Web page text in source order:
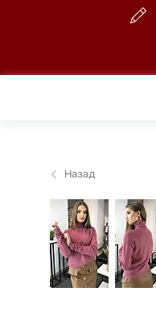
Назад